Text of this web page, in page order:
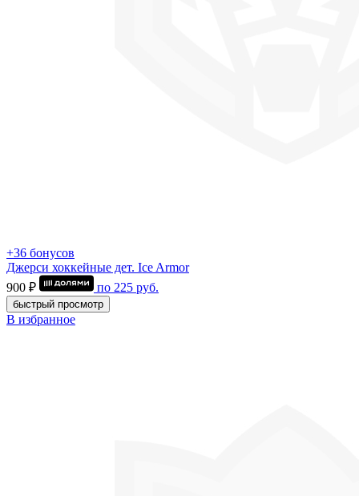
+36 бонусов
Джерси хоккейные дет. Ice Armor
900 ₽
по 225 руб.
быстрый просмотр
В избранное